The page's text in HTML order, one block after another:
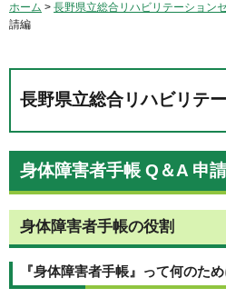
ホーム > 長野県立総合リハビリテーション
請編
長野県立総合リハビリテ
身体障害者手帳 Q＆A 申
身体障害者手帳の役割
『身体障害者手帳』って何のた